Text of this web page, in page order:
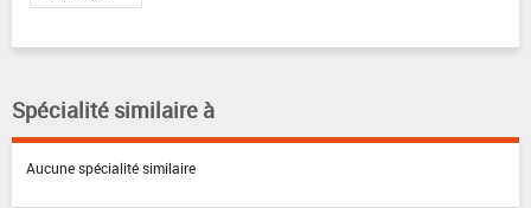
Spécialité similaire à
Aucune spécialité similaire